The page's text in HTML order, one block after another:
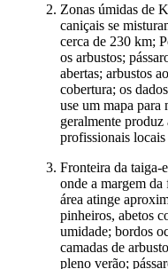
Zonas úmidas de
caniçais se
cerca de 230 km;
os arbustos;
abertas; arbustos
cobertura; os
use um mapa para
geralmente produz
profissionais locais
Fronteira da taiga-
onde a margem da
área atinge
pinheiros, abetos
umidade; bordos
camadas de
pleno verão;